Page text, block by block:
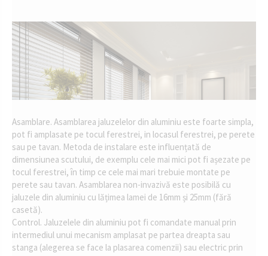
Asamblare. Asamblarea jaluzelelor din aluminiu este foarte simpla,
pot fi amplasate pe tocul ferestrei, in locasul ferestrei, pe perete
sau pe tavan. Metoda de instalare este influențată de
dimensiunea scutului, de exemplu cele mai mici pot fi așezate pe
tocul ferestrei, în timp ce cele mai mari trebuie montate pe
perete sau tavan. Asamblarea non-invazivă este posibilă cu
jaluzele din aluminiu cu lățimea lamei de 16mm și 25mm (fără
casetă).
Control. Jaluzelele din aluminiu pot fi comandate manual prin
intermediul unui mecanism amplasat pe partea dreapta sau
stanga (alegerea se face la plasarea comenzii) sau electric prin